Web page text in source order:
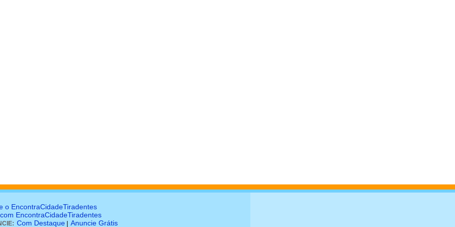
o EncontraCidadeTiradentes
EncontraCidadeTiradentes
Com Destaque Anuncie Grátis